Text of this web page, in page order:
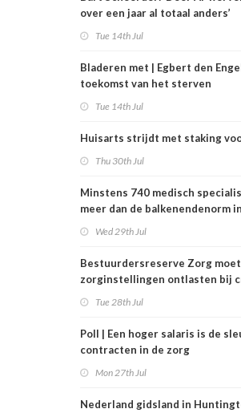
over een jaar al totaal anders’
Tue 14th Jul
Bladeren met | Egbert den
toekomst van het sterven
Tue 14th Jul
Huisarts strijdt met staking
Thu 30th Jul
Minstens 740 medisch
meer dan de balkenendenorm
Wed 29th Jul
Bestuurdersreserve Zorg
zorginstellingen ontlasten bij
Tue 28th Jul
Poll | Een hoger salaris is de
contracten in de zorg
Mon 27th Jul
Nederland gidsland in